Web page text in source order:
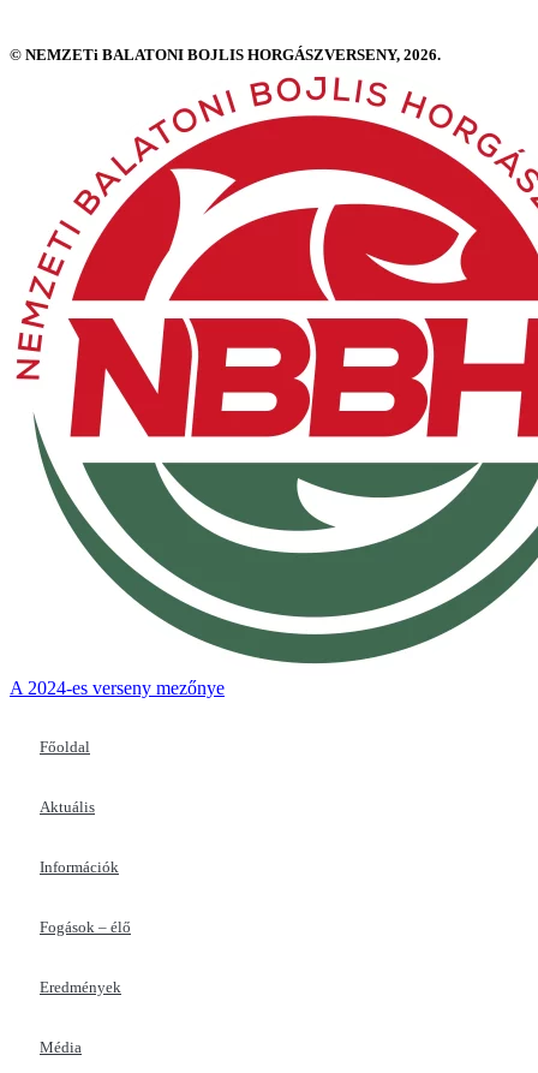
© NEMZETi BALATONI BOJLIS HORGÁSZVERSENY, 2026.
A 2024-es verseny mezőnye
Főoldal
Aktuális
Információk
Fogások – élő
Eredmények
Média